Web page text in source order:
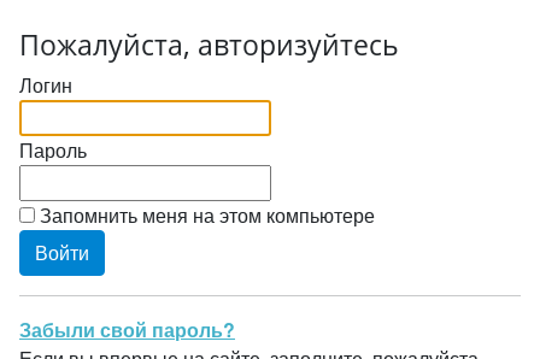
Пожалуйста, авторизуйтесь
Логин
Пароль
Запомнить меня на этом компьютере
Забыли свой пароль?